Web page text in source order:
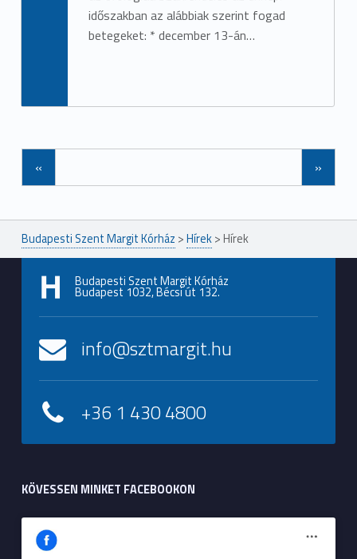
időszakban az alábbiak szerint fogad
betegeket: * december 13-án…
« »
Budapesti Szent Margit Kórház >Hírek> Hírek
Budapesti Szent Margit Kórház
Budapest 1032, Bécsi út 132.
info@sztmargit.hu
+36 1 430 4800
KÖVESSEN MINKET FACEBOOKON